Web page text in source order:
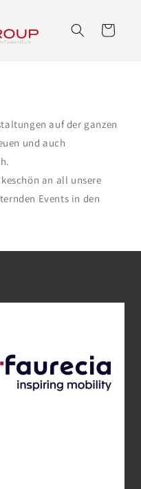
Warenkorb
auf der ganzen
und auch
an all unsere
Events in den